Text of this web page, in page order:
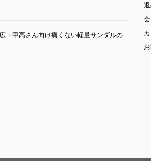
・甲高さん向け痛くない軽量サンダルの